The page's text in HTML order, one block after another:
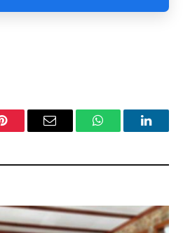
Pinterest Email WhatsApp